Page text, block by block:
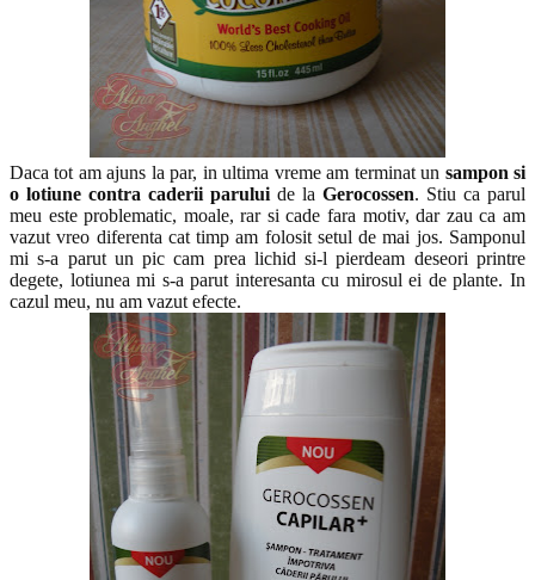
Daca tot am ajuns la par, in ultima vreme am terminat un sampon si
o lotiune contra caderii parului de la Gerocossen. Stiu ca parul
meu este problematic, moale, rar si cade fara motiv, dar zau ca am
vazut vreo diferenta cat timp am folosit setul de mai jos. Samponul
mi s-a parut un pic cam prea lichid si-l pierdeam deseori printre
degete, lotiunea mi s-a parut interesanta cu mirosul ei de plante. In
cazul meu, nu am vazut efecte.